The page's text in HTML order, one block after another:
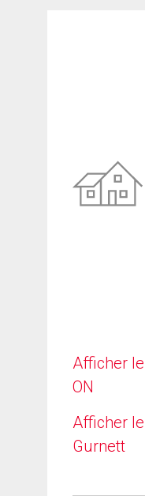
Afficher
ON
Afficher
Gurnett